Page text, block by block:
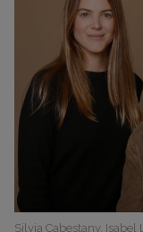
Silvia Cabestany,